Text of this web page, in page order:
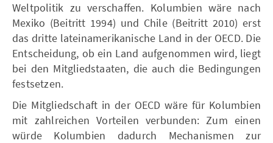
Weltpolitik zu verschaffen. Kolumbien wäre nach
Mexiko (Beitritt 1994) und Chile (Beitritt 2010) erst
das dritte lateinamerikanische Land in der OECD. Die
Entscheidung, ob ein Land aufgenommen wird, liegt
bei den Mitgliedstaaten, die auch die Bedingungen
festsetzen.
Die Mitgliedschaft in der OECD wäre für Kolumbien
mit zahlreichen Vorteilen verbunden: Zum einen
würde Kolumbien dadurch Mechanismen zur